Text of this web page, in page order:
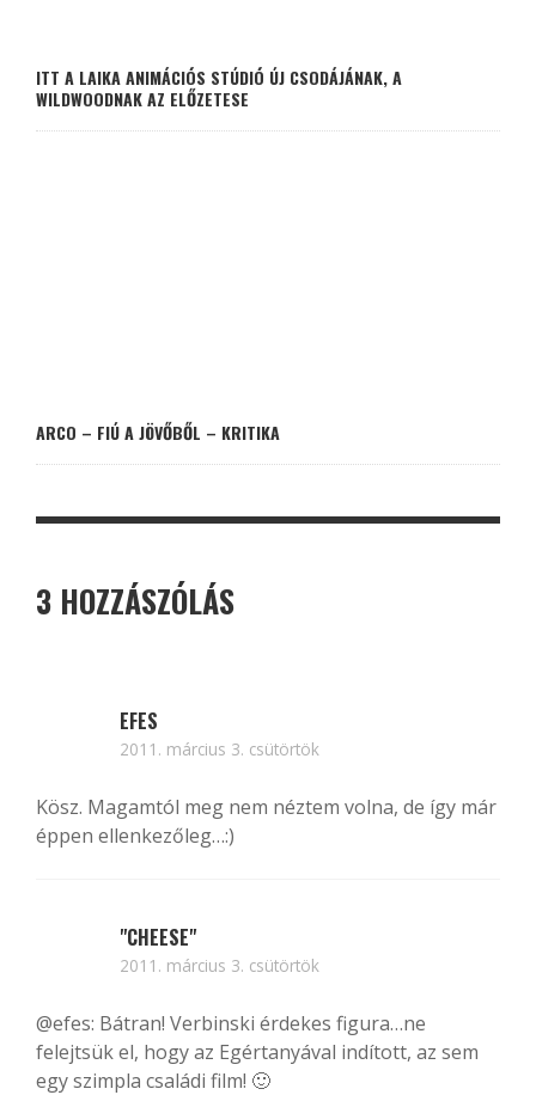
ITT A LAIKA ANIMÁCIÓS STÚDIÓ ÚJ CSODÁJÁNAK, A
WILDWOODNAK AZ ELŐZETESE
ARCO – FIÚ A JÖVŐBŐL – KRITIKA
3 HOZZÁSZÓLÁS
EFES
2011. március 3. csütörtök
Kösz. Magamtól meg nem néztem volna, de így már
éppen ellenkezőleg…:)
"CHEESE"
2011. március 3. csütörtök
@efes: Bátran! Verbinski érdekes figura…ne
felejtsük el, hogy az Egértanyával indított, az sem
egy szimpla családi film! 🙂